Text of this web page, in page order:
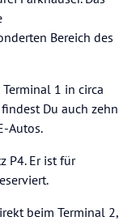
Bereich des
1 in circa
Du auch zehn
Autos.
P4. Er ist für
beim Terminal 2,